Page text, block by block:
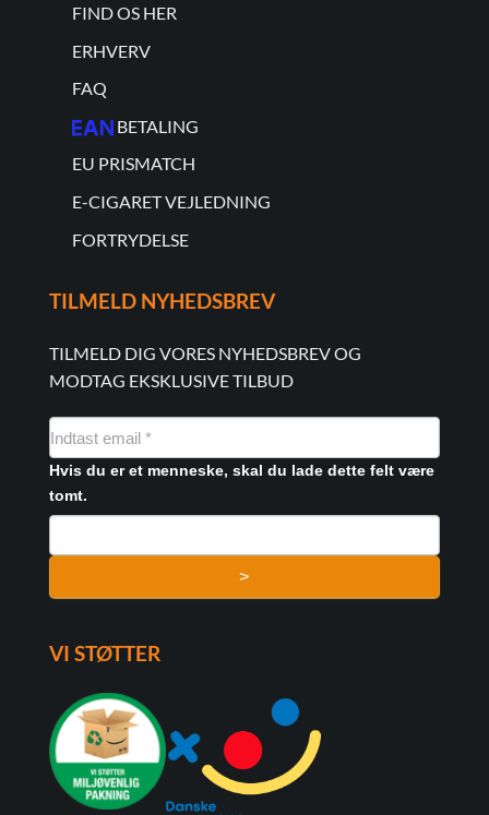
FIND OS HER
ERHVERV
FAQ
BETALING
EU PRISMATCH
E-CIGARET VEJLEDNING
FORTRYDELSE
TILMELD NYHEDSBREV
TILMELD DIG VORES NYHEDSBREV OG
MODTAG EKSKLUSIVE TILBUD
NYHEDSMAIL
FORMULAR
Hvis du er et menneske, skal du lade dette felt være
tomt.
>
VI STØTTER